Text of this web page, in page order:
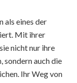
als eines der
Mit ihrer
nicht nur ihre
sondern auch die
Ihr Weg von